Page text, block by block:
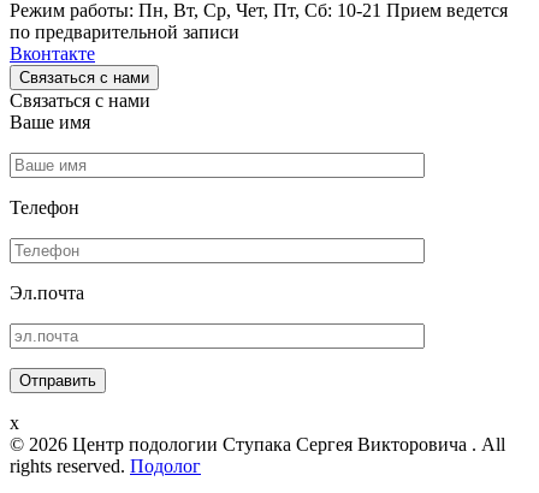
Режим работы: Пн, Вт, Ср, Чет, Пт, Сб: 10-21 Прием ведется
по предварительной записи
Вконтакте
Связаться с нами
Связаться с нами
Ваше имя
Телефон
Эл.почта
x
© 2026 Центр подологии Ступака Сергея Викторовича . All
rights reserved. Подолог